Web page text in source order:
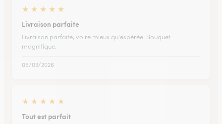
★ ★ ★ ★ ★
Livraison parfaite
Livraison parfaite, voire mieux qu'espérée. Bouquet
magnifique.
05/03/2026
★ ★ ★ ★ ★
Tout est parfait